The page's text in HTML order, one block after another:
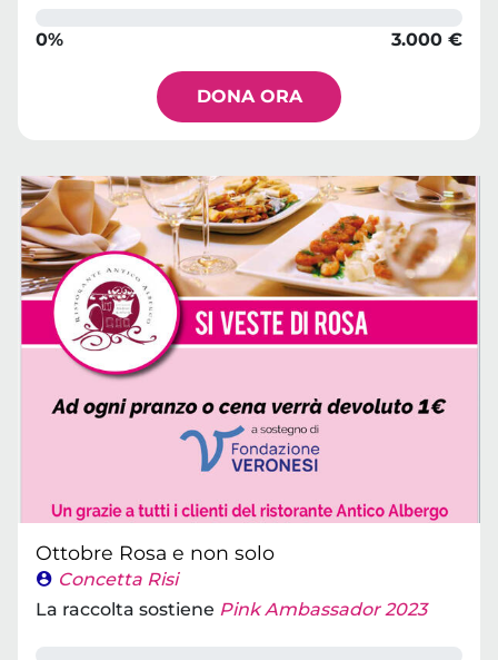
0% 3.000 €
DONA ORA
Ottobre Rosa e non solo
Concetta Risi
La raccolta sostiene Pink Ambassador 2023